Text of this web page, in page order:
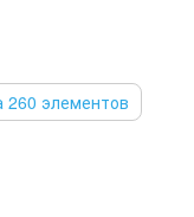
260 элементов